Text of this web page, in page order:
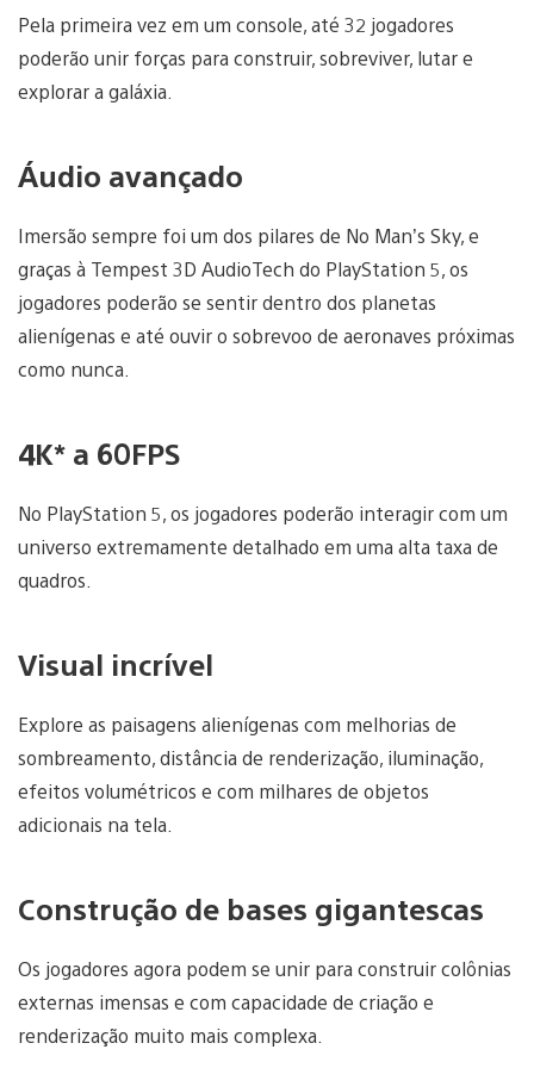
Pela primeira vez em um console, até 32 jogadores
poderão unir forças para construir, sobreviver, lutar e
explorar a galáxia.
Áudio avançado
Imersão sempre foi um dos pilares de No Man’s Sky, e
graças à Tempest 3D AudioTech do PlayStation 5, os
jogadores poderão se sentir dentro dos planetas
alienígenas e até ouvir o sobrevoo de aeronaves próximas
como nunca.
4K* a 60FPS
No PlayStation 5, os jogadores poderão interagir com um
universo extremamente detalhado em uma alta taxa de
quadros.
Visual incrível
Explore as paisagens alienígenas com melhorias de
sombreamento, distância de renderização, iluminação,
efeitos volumétricos e com milhares de objetos
adicionais na tela.
Construção de bases gigantescas
Os jogadores agora podem se unir para construir colônias
externas imensas e com capacidade de criação e
renderização muito mais complexa.